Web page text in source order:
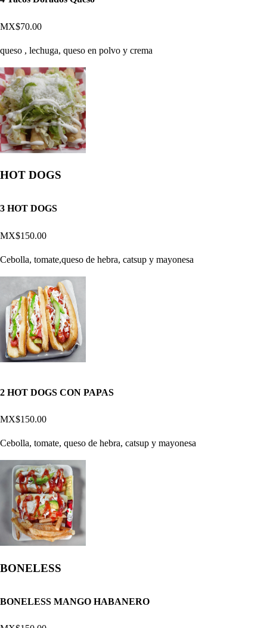
MX$70.00
queso , lechuga, queso en polvo y crema
HOT DOGS
3 HOT DOGS
MX$150.00
Cebolla, tomate,queso de hebra, catsup y mayonesa
2 HOT DOGS CON PAPAS
MX$150.00
Cebolla, tomate, queso de hebra, catsup y mayonesa
BONELESS
BONELESS MANGO HABANERO